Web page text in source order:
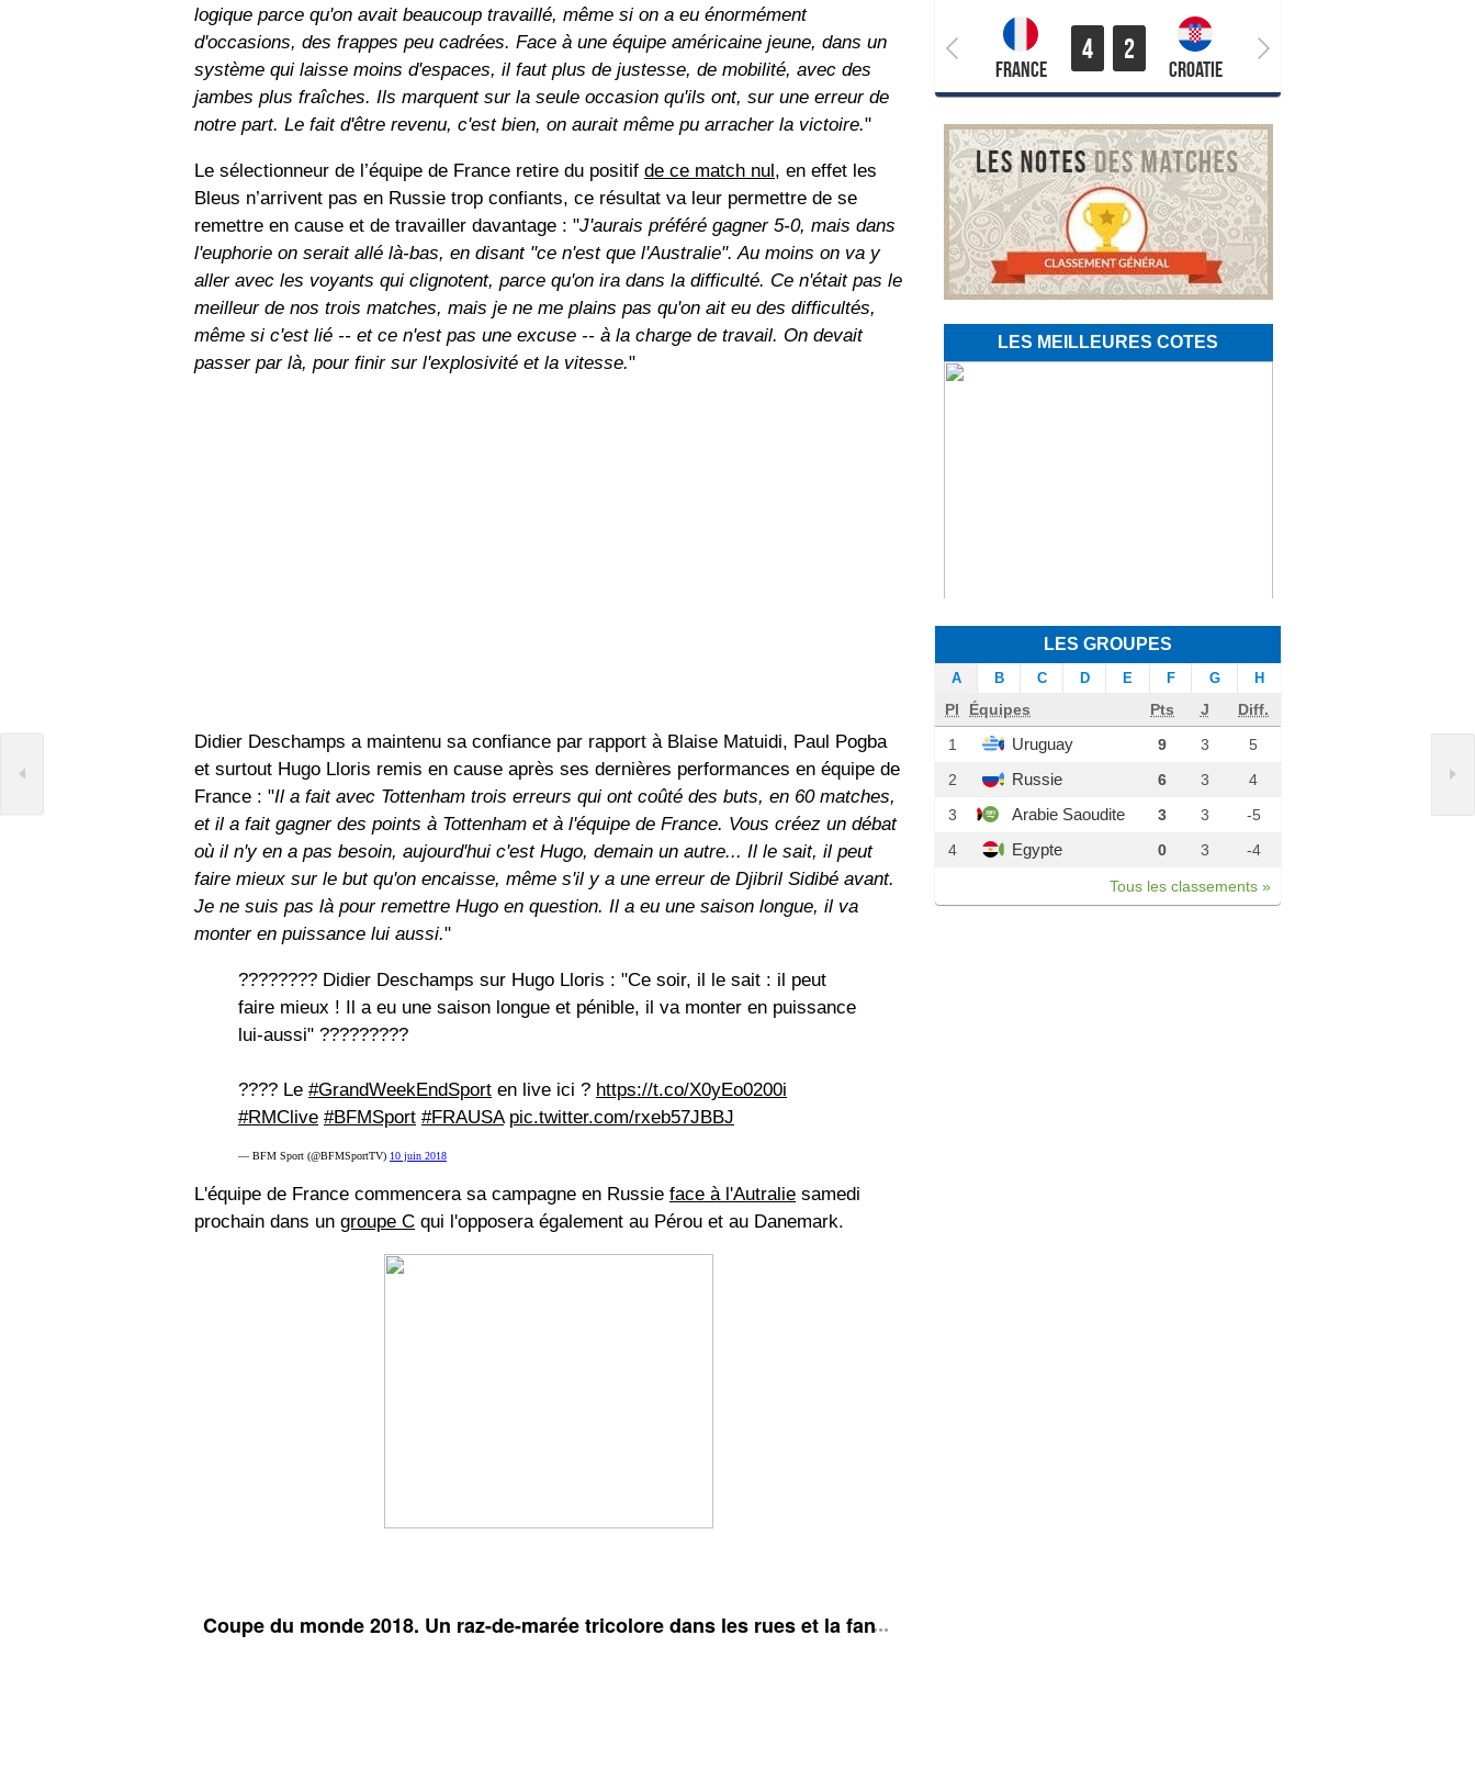
logique parce qu'on avait beaucoup travaillé, même si on a eu énormément
d'occasions, des frappes peu cadrées. Face à une équipe américaine jeune, dans un
système qui laisse moins d'espaces, il faut plus de justesse, de mobilité, avec des
jambes plus fraîches. Ils marquent sur la seule occasion qu'ils ont, sur une erreur de
notre part. Le fait d'être revenu, c'est bien, on aurait même pu arracher la victoire."
Le sélectionneur de l’équipe de France retire du positif de ce match nul , en effet les
Bleus n’arrivent pas en Russie trop confiants, ce résultat va leur permettre de se
remettre en cause et de travailler davantage : "J'aurais préféré gagner 5-0, mais dans
l'euphorie on serait allé là-bas, en disant "ce n'est que l'Australie". Au moins on va y
aller avec les voyants qui clignotent, parce qu'on ira dans la difficulté. Ce n'était pas le
meilleur de nos trois matches, mais je ne me plains pas qu'on ait eu des difficultés,
même si c'est lié -- et ce n'est pas une excuse -- à la charge de travail. On devait
passer par là, pour finir sur l'explosivité et la vitesse."
Didier Deschamps a maintenu sa confiance par rapport à Blaise Matuidi, Paul Pogba
et surtout Hugo Lloris remis en cause après ses dernières performances en équipe de
France : "Il a fait avec Tottenham trois erreurs qui ont coûté des buts, en 60 matches,
et il a fait gagner des points à Tottenham et à l'équipe de France. Vous créez un débat
où il n'y en a pas besoin, aujourd'hui c'est Hugo, demain un autre... Il le sait, il peut
faire mieux sur le but qu'on encaisse, même s'il y a une erreur de Djibril Sidibé avant.
Je ne suis pas là pour remettre Hugo en question. Il a eu une saison longue, il va
monter en puissance lui aussi."
???????? Didier Deschamps sur Hugo Lloris : "Ce soir, il le sait : il peut
faire mieux ! Il a eu une saison longue et pénible, il va monter en puissance
lui-aussi" ?????????
???? Le #GrandWeekEndSport en live ici ? https://t.co/X0yEo0200i
#RMClive #BFMSport #FRAUSA pic.twitter.com/rxeb57JBBJ
— BFM Sport (@BFMSportTV) 10 juin 2018
L'équipe de France commencera sa campagne en Russie face à l'Autralie samedi
prochain dans un groupe C qui l'opposera également au Pérou et au Danemark.
Coupe du monde 2018. Un raz-de-marée tricolore dans les rues et la fan zone
France
4 2
Croatie
LES MEILLEURES COTES
LES GROUPES
A B C D E F G H
Pl Équipes Pts J
Diff.
1
Uruguay 9 3
5
2
Russie 6 3
4
3
Arabie Saoudite 3 3
-5
4
Egypte 0 3 -4
Tous les classements »